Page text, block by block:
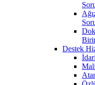
Destek